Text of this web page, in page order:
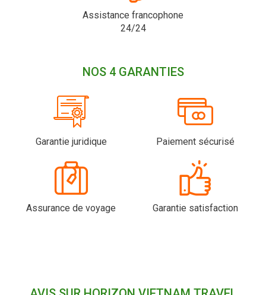
Assistance francophone
24/24
NOS 4 GARANTIES
Garantie juridique Paiement sécurisé
Assurance de voyage Garantie satisfaction